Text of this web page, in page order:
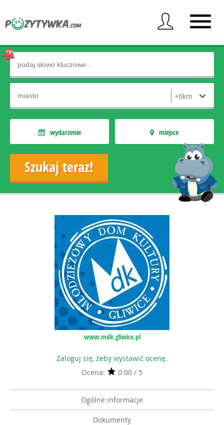
wydarzenie miejsce
www.mdk.gliwice.pl
Zaloguj się, żeby wystawić ocenę.
Ocena:
0.00 / 5
Ogólne informacje
Dokumenty